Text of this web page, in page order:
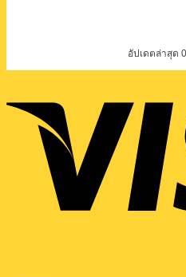
อัปเดตล่าสุด